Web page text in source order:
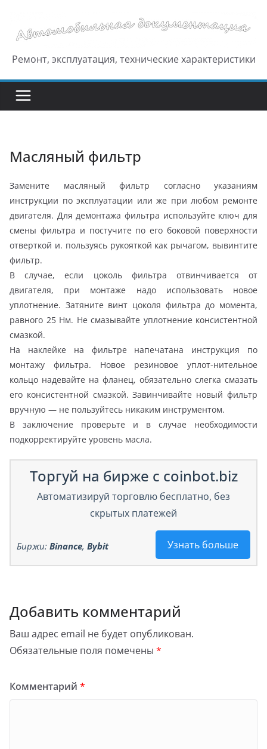
содержимому
Ремонт, эксплуатация, технические характеристики
Масляный фильтр
Замените масляный фильтр согласно указаниям
инструкции по эксплуатации или же при любом ремонте
двигателя. Для демонтажа фильтра используйте ключ для
смены фильтра и постучите по его боковой поверхности
отверткой и. пользуясь рукояткой как рычагом, вывинтите
фильтр.
В случае, если цоколь фильтра отвинчивается от
двигателя, при монтаже надо использовать новое
уплотнение. Затяните винт цоколя фильтра до момента,
равного 25 Нм. Не смазывайте уплотнение консистентной
смазкой.
На наклейке на фильтре напечатана инструкция по
монтажу фильтра. Новое резиновое уплот-нительное
кольцо надевайте на фланец, обязательно слегка смазать
его консистентной смазкой. Завинчивайте новый фильтр
вручную — не пользуйтесь никаким инструментом.
В заключение проверьте и в случае необходимости
подкорректируйте уровень масла.
Торгуй на бирже с coinbot.biz
Автоматизируй торговлю бесплатно, без
скрытых платежей
Узнать больше
Биржи: Binance, Bybit
Добавить комментарий
Ваш адрес email не будет опубликован.
Обязательные поля помечены *
Комментарий *